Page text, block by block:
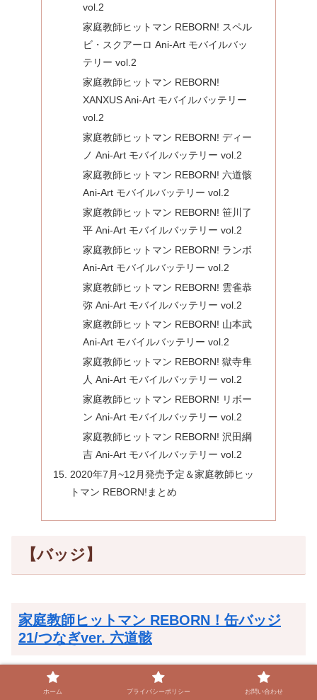
vol.2
家庭教師ヒットマン REBORN! スペル
ビ・スクアーロ Ani-Art モバイルバッ
テリー vol.2
家庭教師ヒットマン REBORN!
XANXUS Ani-Art モバイルバッテリー
vol.2
家庭教師ヒットマン REBORN! ディー
ノ Ani-Art モバイルバッテリー vol.2
家庭教師ヒットマン REBORN! 六道骸
Ani-Art モバイルバッテリー vol.2
家庭教師ヒットマン REBORN! 笹川了
平 Ani-Art モバイルバッテリー vol.2
家庭教師ヒットマン REBORN! ランボ
Ani-Art モバイルバッテリー vol.2
家庭教師ヒットマン REBORN! 雲雀恭
弥 Ani-Art モバイルバッテリー vol.2
家庭教師ヒットマン REBORN! 山本武
Ani-Art モバイルバッテリー vol.2
家庭教師ヒットマン REBORN! 獄寺隼
人 Ani-Art モバイルバッテリー vol.2
家庭教師ヒットマン REBORN! リボー
ン Ani-Art モバイルバッテリー vol.2
家庭教師ヒットマン REBORN! 沢田綱
吉 Ani-Art モバイルバッテリー vol.2
2020年7月~12月発売予定＆家庭教師ヒッ
トマン REBORN!まとめ
【バッジ】
家庭教師ヒットマン REBORN！缶バッジ
21/つなぎver. 六道骸
ホーム プライバシーポリシー お問い合わせ